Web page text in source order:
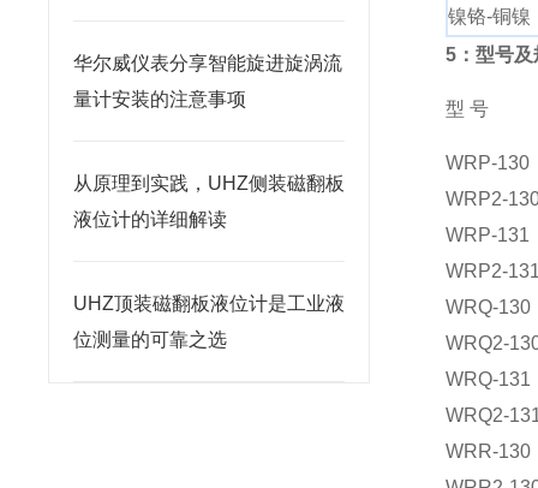
华尔威仪表分享智能旋进旋涡流
量计安装的注意事项
从原理到实践，UHZ侧装磁翻板
液位计的详细解读
UHZ顶装磁翻板液位计是工业液
位测量的可靠之选
镍铬-铜镍
5：型号及
型 号
WRP-130
WRP2-
WRP-131
WRP2-
WRQ-130
WRQ2-
WRQ-131
WRQ2-
WRR-130